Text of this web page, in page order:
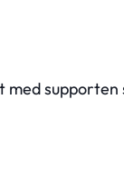
supporten